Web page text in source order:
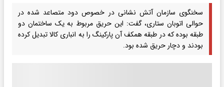
سخنگوی سازمان آتش نشانی در خصوص دود متصاعد شده در
حوالی اتوبان ستاری، گفت: این حریق مربوط به یک ساختمان دو
طبقه بوده که در طبقه همکف آن پارکینگ را به انباری کالا تبدیل کرده
بودند و دچار حریق شده بود.